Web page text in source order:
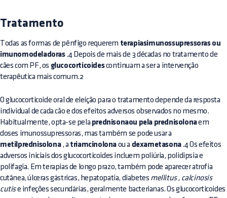
Tratamento
Todas as formas de pênfigo requerem terapiasimunossupressoras ou
imunomodeladoras.4 Depois de mais de 3 décadas no tratamento de
cães com PF, os glucocorticoidescontinuam a ser a intervenção
terapêutica mais comum.2
O glucocorticoide oral de eleição para o tratamento depende da resposta
individual de cada cão e dos efeitos adversos observados no mesmo.
Habitualmente, opta-se pela prednisonaou pela prednisolonaem
doses imunossupressoras, mas também se pode usar a
metilprednisolona, a triamcinolona ou a dexametasona.4 Os efeitos
adversos iniciais dos glucocorticoides incluem poliúria, polidipsia e
polifagia. Em terapias de longo prazo, também pode aparecer atrofia
cutânea, úlceras gástricas, hepatopatia, diabetes mellitus, calcinosis
cutise infeções secundárias, geralmente bacterianas. Os glucocorticoides